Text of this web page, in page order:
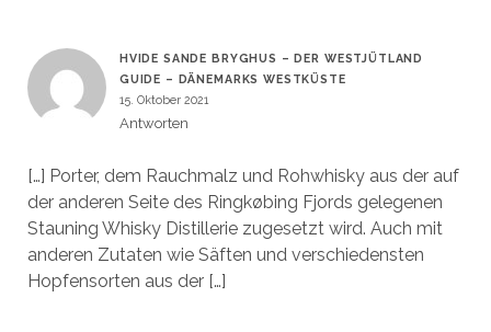
HVIDE SANDE BRYGHUS – DER WESTJÜTLAND
GUIDE – DÄNEMARKS WESTKÜSTE
15. Oktober 2021
Antworten
[…] Porter, dem Rauchmalz und Rohwhisky aus der auf
der anderen Seite des Ringkøbing Fjords gelegenen
Stauning Whisky Distillerie zugesetzt wird. Auch mit
anderen Zutaten wie Säften und verschiedensten
Hopfensorten aus der […]